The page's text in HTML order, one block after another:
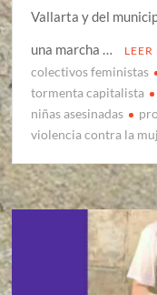
Vallarta y del
una marcha …
LEER
colectivos feministas
tormenta capitalista
niñas asesinadas
violencia contra la